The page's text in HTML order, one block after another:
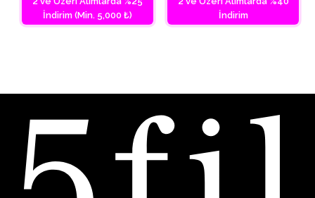
İndirim (Min. 5,000 ₺)
İndirim